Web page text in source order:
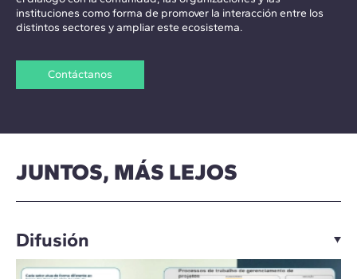
instituciones como forma de promover la interacción entre los
distintos sectores y ampliar este ecosistema.
Contáctanos
JUNTOS, MÁS LEJOS
Difusión